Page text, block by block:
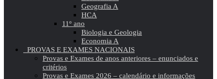
Geografia A
HCA
11º ano
Biologia e Geologia
Economia A
PROVAS E EXAMES NACIONAIS
Provas e Exames de anos anteriores – enunciados e
critérios
Provas e Exames 2026 – calendário e informações